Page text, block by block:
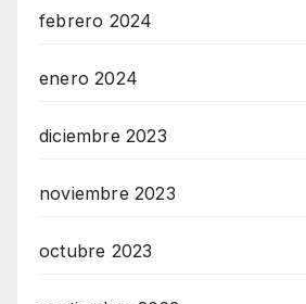
febrero 2024
enero 2024
diciembre 2023
noviembre 2023
octubre 2023